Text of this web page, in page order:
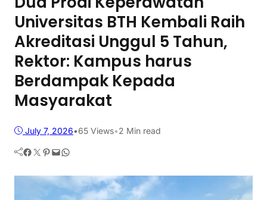
Universitas BTH Kembali Raih
Akreditasi Unggul 5 Tahun,
Rektor: Kampus harus
Berdampak Kepada
Masyarakat
July 7, 2026•65 Views•2 Min read
Facebook Twitter Pinterest Mail WhatsApp